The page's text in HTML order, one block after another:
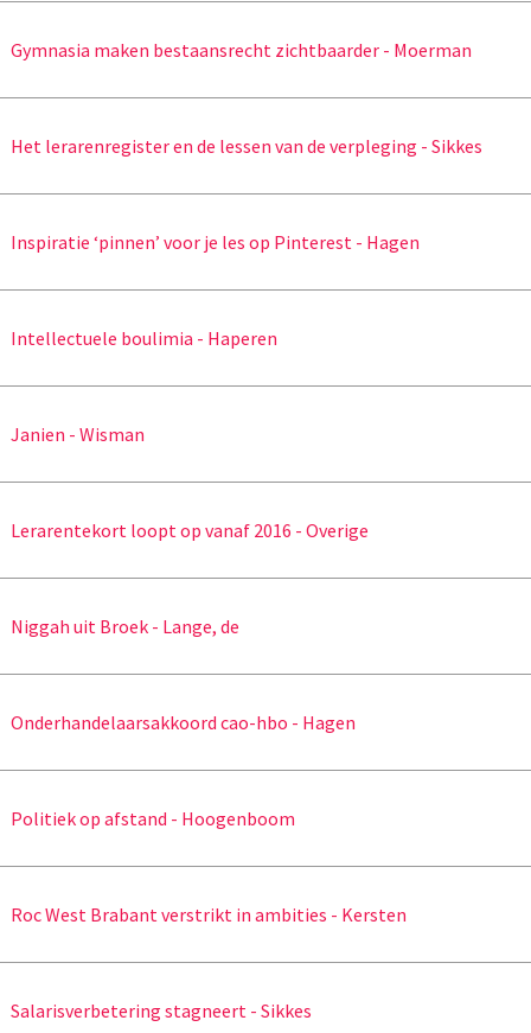
Gymnasia maken bestaansrecht zichtbaarder - Moerman
Het lerarenregister en de lessen van de verpleging - Sikkes
Inspiratie ‘pinnen’ voor je les op Pinterest - Hagen
Intellectuele boulimia - Haperen
Janien - Wisman
Lerarentekort loopt op vanaf 2016 - Overige
Niggah uit Broek - Lange, de
Onderhandelaarsakkoord cao-hbo - Hagen
Politiek op afstand - Hoogenboom
Roc West Brabant verstrikt in ambities - Kersten
Salarisverbetering stagneert - Sikkes